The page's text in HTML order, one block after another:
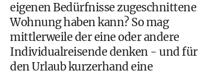
eigenen Bedürfnisse zugeschnittene
Wohnung haben kann? So mag
mittlerweile der eine oder andere
Individualreisende denken - und für
den Urlaub kurzerhand eine